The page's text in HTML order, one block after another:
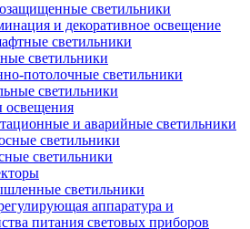
светильники
и декоративное освещение
светильники
светильники
потолочные светильники
светильники
и аварийные светильники
светильники
светильники
светильники
аппаратура и
питания световых приборов